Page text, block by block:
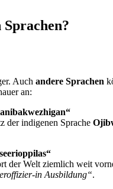
Auch andere Sprachen
an:
der indigenen Sprache
der Welt ziemlich weit
in Ausbildung“.